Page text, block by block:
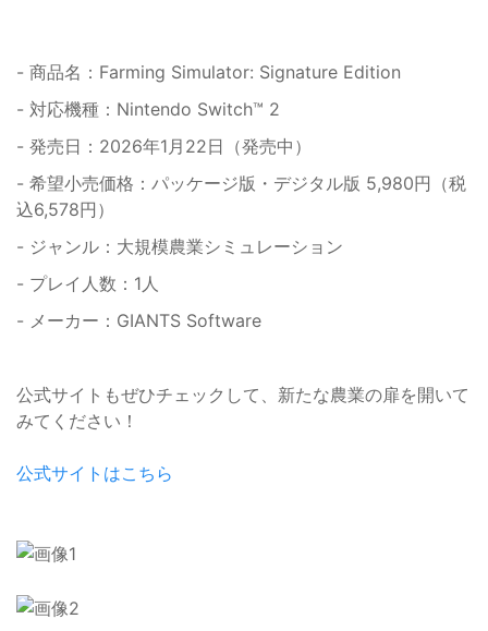
- 商品名：Farming Simulator: Signature Edition
- 対応機種：Nintendo Switch™ 2
- 発売日：2026年1月22日（発売中）
- 希望小売価格：パッケージ版・デジタル版 5,980円（税
込6,578円）
- ジャンル：大規模農業シミュレーション
- プレイ人数：1人
- メーカー：GIANTS Software
公式サイトもぜひチェックして、新たな農業の扉を開いて
みてください！
公式サイトはこちら